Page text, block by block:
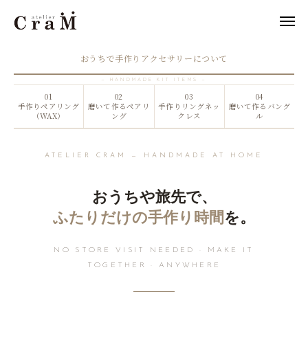
おうちで手作りアクセサリー
おうちで手作りアクセサリーについて
— HANDMADE KIT ITEMS —
01
手作りペアリング
（WAX）
02
磨いて作るペアリ
ング
03
手作りリングネッ
クレス
04
磨いて作るバング
ル
ATELIER CRAM — HANDMADE AT HOME
おうちや旅先で、
ふたりだけの手作り時間 を。
NO STORE VISIT NEEDED · MAKE IT
TOGETHER · ANYWHERE
店舗情報
LINE  作例集